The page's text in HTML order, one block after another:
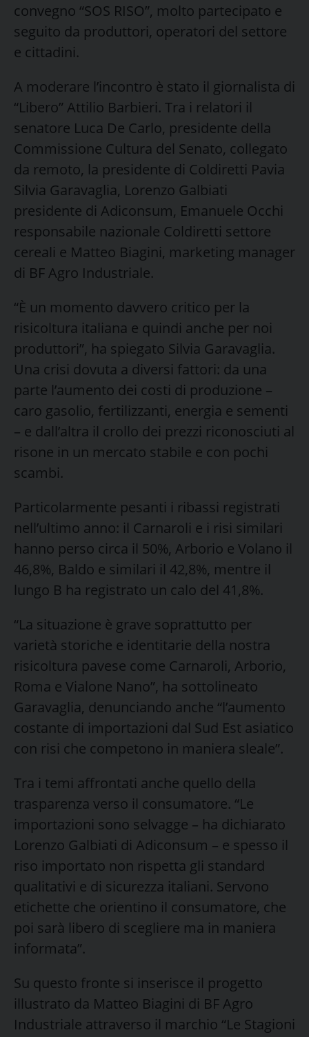
convegno “SOS RISO”, molto partecipato e
seguito da produttori, operatori del settore
e cittadini.
A moderare l’incontro è stato il giornalista di
“Libero” Attilio Barbieri. Tra i relatori il
senatore Luca De Carlo, presidente della
Commissione Cultura del Senato, collegato
da remoto, la presidente di Coldiretti Pavia
Silvia Garavaglia, Lorenzo Galbiati
presidente di Adiconsum, Emanuele Occhi
responsabile nazionale Coldiretti settore
cereali e Matteo Biagini, marketing manager
di BF Agro Industriale.
“È un momento davvero critico per la
risicoltura italiana e quindi anche per noi
produttori”, ha spiegato Silvia Garavaglia.
Una crisi dovuta a diversi fattori: da una
parte l’aumento dei costi di produzione –
caro gasolio, fertilizzanti, energia e sementi
– e dall’altra il crollo dei prezzi riconosciuti al
risone in un mercato stabile e con pochi
scambi.
Particolarmente pesanti i ribassi registrati
nell’ultimo anno: il Carnaroli e i risi similari
hanno perso circa il 50%, Arborio e Volano il
46,8%, Baldo e similari il 42,8%, mentre il
lungo B ha registrato un calo del 41,8%.
“La situazione è grave soprattutto per
varietà storiche e identitarie della nostra
risicoltura pavese come Carnaroli, Arborio,
Roma e Vialone Nano”, ha sottolineato
Garavaglia, denunciando anche “l’aumento
costante di importazioni dal Sud Est asiatico
con risi che competono in maniera sleale”.
Tra i temi affrontati anche quello della
trasparenza verso il consumatore. “Le
importazioni sono selvagge – ha dichiarato
Lorenzo Galbiati di Adiconsum – e spesso il
riso importato non rispetta gli standard
qualitativi e di sicurezza italiani. Servono
etichette che orientino il consumatore, che
poi sarà libero di scegliere ma in maniera
informata”.
Su questo fronte si inserisce il progetto
illustrato da Matteo Biagini di BF Agro
Industriale attraverso il marchio “Le Stagioni